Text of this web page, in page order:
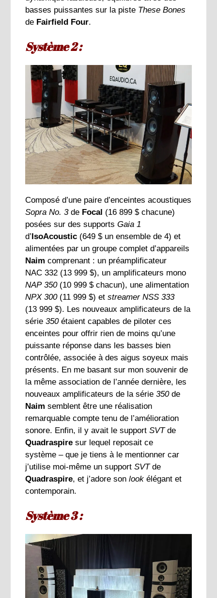
basses puissantes sur la piste These Bones
de Fairfield Four.
Système 2 :
Composé d’une paire d’enceintes acoustiques
Sopra No. 3de Focal (16 899 $ chacune)
posées sur des supportsGaia 1
d’ IsoAcoustic (649 $ un ensemble de 4) et
alimentées par un groupe complet d’appareils
Naim comprenant : un préamplificateur
NAC 332 (13 999 $), un amplificateurs mono
NAP 350(10 999 $ chacun), une alimentation
NPX 300(11 999 $) etstreamer NSS 333
(13 999 $). Les nouveaux amplificateurs de la
série350étaient capables de piloter ces
enceintes pour offrir rien de moins qu’une
puissante réponse dans les basses bien
contrôlée, associée à des aigus soyeux mais
présents. En me basant sur mon souvenir de
la même association de l’année dernière, les
nouveaux amplificateurs de la série350de
Naim semblent être une réalisation
remarquable compte tenu de l’amélioration
sonore. Enfin, il y avait le supportSVTde
Quadraspire sur lequel reposait ce
système – que je tiens à le mentionner car
j’utilise moi-même un supportSVTde
Quadraspire, et j’adore sonlook élégant et
contemporain.
Système 3 :